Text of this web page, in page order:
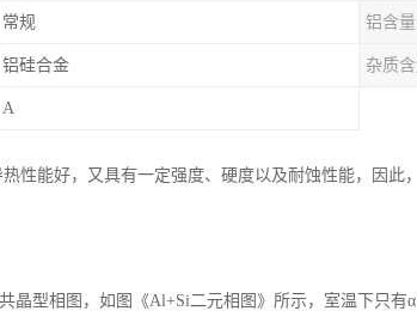
常规 铝含量
铝硅合金 杂质
A
性能好，又具有一定强度、硬度以及耐蚀性能，因
晶型相图，如图《Al+Si二元相图》所示，室温下只